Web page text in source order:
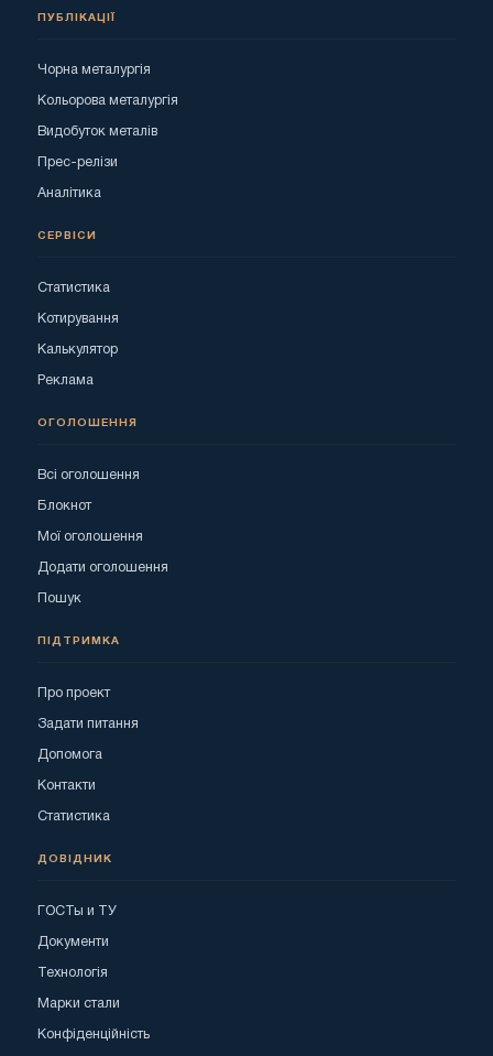
ПУБЛІКАЦІЇ
Чорна металургія
Кольорова металургія
Видобуток металів
Прес-релізи
Аналітика
СЕРВІСИ
Статистика
Котирування
Калькулятор
Реклама
ОГОЛОШЕННЯ
Всі оголошення
Блокнот
Мої оголошення
Додати оголошення
Пошук
ПІДТРИМКА
Про проект
Задати питання
Допомога
Контакти
Статистика
ДОВІДНИК
ГОСТы и ТУ
Документи
Технологія
Марки стали
Конфіденційність